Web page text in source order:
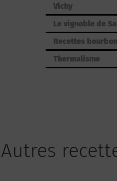
Vichy
Le vignoble de
Recettes
Thermalisme
Autres